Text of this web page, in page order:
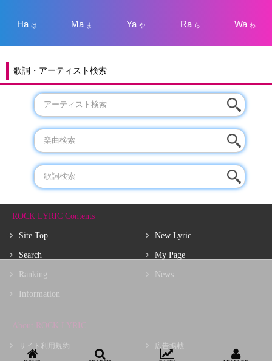
Haは Ma ま Yaや Ra ら Wa わ
歌詞・アーティスト検索
ROCK LYRIC Contents
Site Top
Search
Ranking
Information
New Lyric
My Page
News
About ROCK LYRIC
サイト利用規約 広告掲載